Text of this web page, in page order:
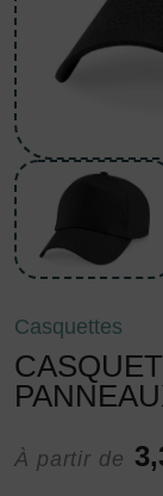
Casquettes
À partir de